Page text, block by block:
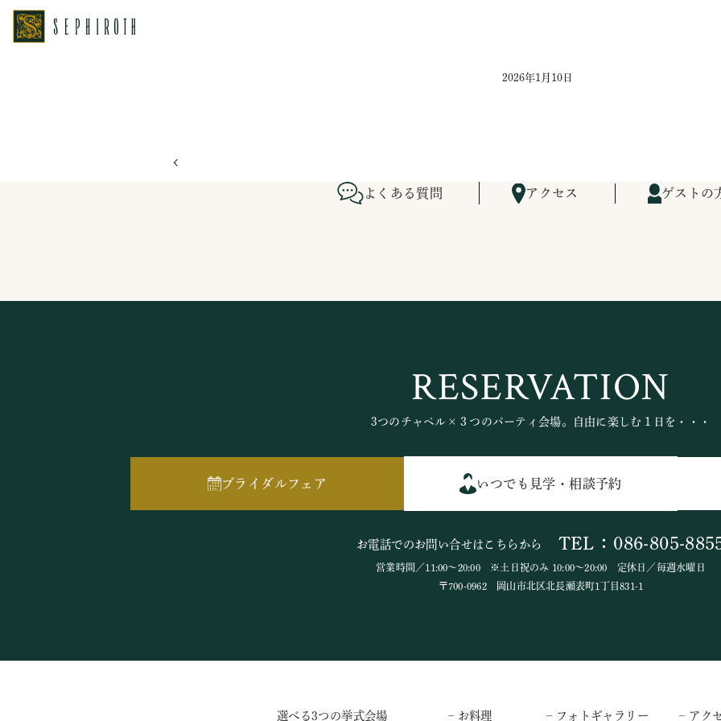
2026年1月10日
よくある質問 アクセス ゲストの
RESERVATION
3つのチャペル×３つのパーティ会場。自由に楽しむ１日を・・・
ブライダルフェア いつでも見学・相談予約
お電話でのお問い合せはこちらから TEL：086-805-
営業時間／11:00～20:00 ※土日祝のみ 10:00～20:00 定休日／毎週水曜日
〒700-0962 岡山市北区北長瀬表町1丁目831-1
選べる3つの挙式会場 – お料理 – フォトギャラリー – アク